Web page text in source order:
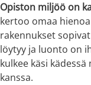
Opiston miljöö on
kertoo omaa
rakennukset
löytyy ja luonto on
kulkee käsi
kanssa.